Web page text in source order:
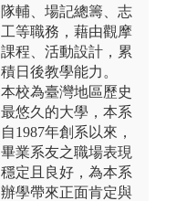
隊輔、場記總籌、志
工等職務，藉由觀摩
課程、活動設計，累
積日後教學能力。
本校為臺灣地區歷史
最悠久的大學，本系
自1987年創系以來，
畢業系友之職場表現
穩定且良好，為本系
辦學帶來正面肯定與